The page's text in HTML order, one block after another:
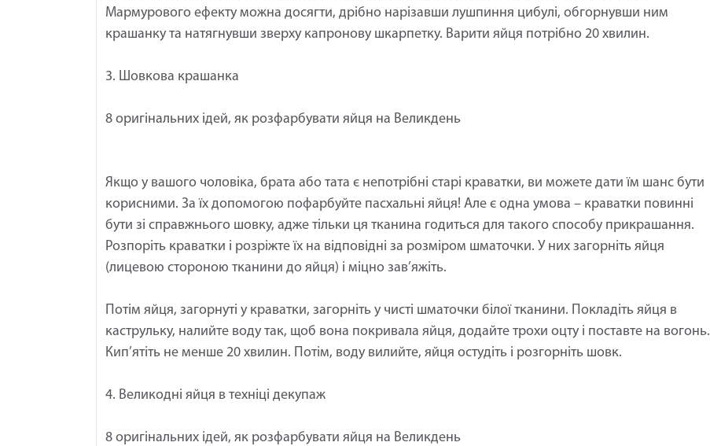
Мармурового ефекту можна досягти, дрібно нарізавши лушпиння цибулі, обгорнувши ним
крашанку та натягнувши зверху капронову шкарпетку. Варити яйця потрібно 20 хвилин.
3. Шовкова крашанка
8 оригінальних ідей, як розфарбувати яйця на Великдень
Якщо у вашого чоловіка, брата або тата є непотрібні старі краватки, ви можете дати їм шанс бути
корисними. За їх допомогою пофарбуйте пасхальні яйця! Але є одна умова – краватки повинні
бути зі справжнього шовку, адже тільки ця тканина годиться для такого способу прикрашання.
Розпоріть краватки і розріжте їх на відповідні за розміром шматочки. У них загорніть яйця
(лицевою стороною тканини до яйця) і міцно зав’яжіть.
Потім яйця, загорнуті у краватки, загорніть у чисті шматочки білої тканини. Покладіть яйця в
каструльку, налийте воду так, щоб вона покривала яйця, додайте трохи оцту і поставте на вогонь.
Кип’ятіть не менше 20 хвилин. Потім, воду вилийте, яйця остудіть і розгорніть шовк.
4. Великодні яйця в техніці декупаж
8 оригінальних ідей, як розфарбувати яйця на Великдень